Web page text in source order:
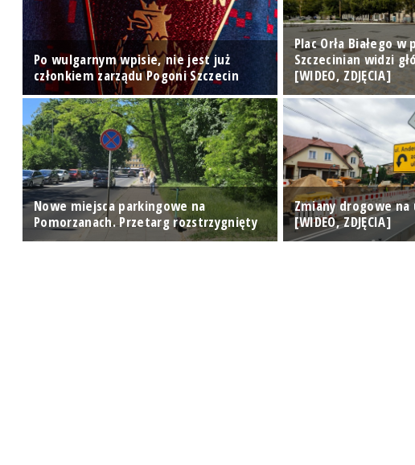
Po wulgarnym wpisie, nie jest już
członkiem zarządu Pogoni Szczecin
Plac Orła Białego
Szczecinian widzi
[WIDEO, ZDJĘCIA]
Nowe miejsca parkingowe na
Pomorzanach. Przetarg rozstrzygnięty
Zmiany drogowe na
[WIDEO, ZDJĘCIA]